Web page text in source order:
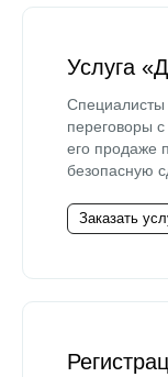
Услуга
Специалисты
переговоры
его продаже
безопасную
Заказать